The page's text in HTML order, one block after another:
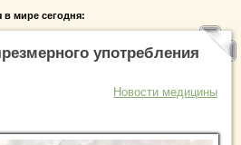
мире сегодня:
употребления
Новости медицины